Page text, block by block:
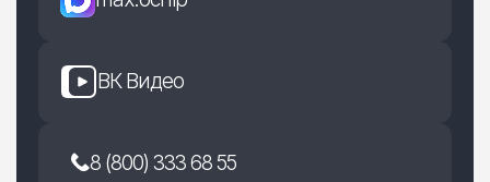
ВК Видео
8 (800) 333 68 55